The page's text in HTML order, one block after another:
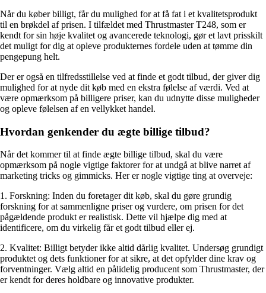
Når du køber billigt, får du mulighed for at få fat i et kvalitetsprodukt
til en brøkdel af prisen. I tilfældet med Thrustmaster T248, som er
kendt for sin høje kvalitet og avancerede teknologi, gør et lavt prisskilt
det muligt for dig at opleve produkternes fordele uden at tømme din
pengepung helt.
Der er også en tilfredsstillelse ved at finde et godt tilbud, der giver dig
mulighed for at nyde dit køb med en ekstra følelse af værdi. Ved at
være opmærksom på billigere priser, kan du udnytte disse muligheder
og opleve følelsen af en vellykket handel.
Hvordan genkender du ægte billige tilbud?
Når det kommer til at finde ægte billige tilbud, skal du være
opmærksom på nogle vigtige faktorer for at undgå at blive narret af
marketing tricks og gimmicks. Her er nogle vigtige ting at overveje:
1. Forskning: Inden du foretager dit køb, skal du gøre grundig
forskning for at sammenligne priser og vurdere, om prisen for det
pågældende produkt er realistisk. Dette vil hjælpe dig med at
identificere, om du virkelig får et godt tilbud eller ej.
2. Kvalitet: Billigt betyder ikke altid dårlig kvalitet. Undersøg grundigt
produktet og dets funktioner for at sikre, at det opfylder dine krav og
forventninger. Vælg altid en pålidelig producent som Thrustmaster, der
er kendt for deres holdbare og innovative produkter.